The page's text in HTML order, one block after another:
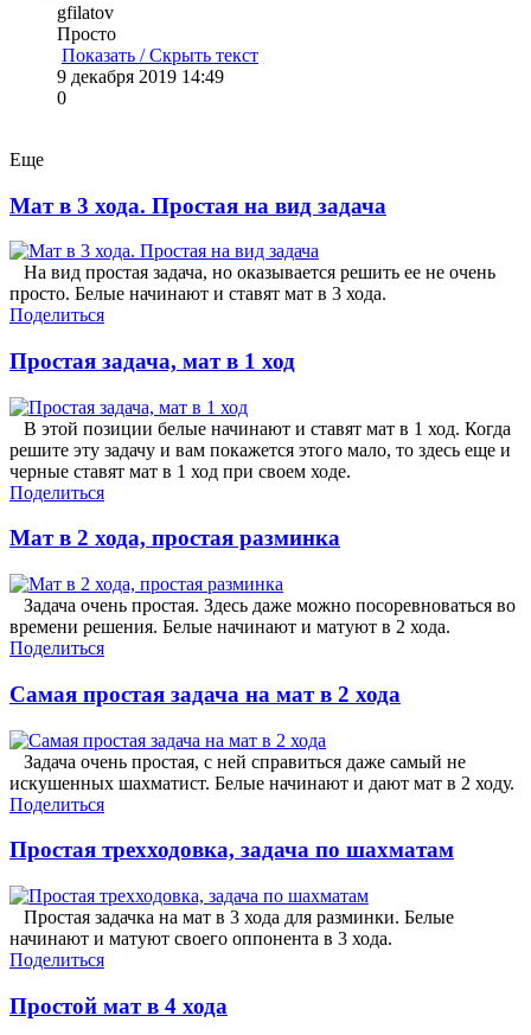
gfilatov
Просто
Показать / Скрыть текст
9 декабря 2019 14:49
0
Еще
Мат в 3 хода. Простая на вид задача
На вид простая задача, но оказывается решить ее не очень
просто. Белые начинают и ставят мат в 3 хода.
Поделиться
Простая задача, мат в 1 ход
В этой позиции белые начинают и ставят мат в 1 ход. Когда
решите эту задачу и вам покажется этого мало, то здесь еще и
черные ставят мат в 1 ход при своем ходе.
Поделиться
Мат в 2 хода, простая разминка
Задача очень простая. Здесь даже можно посоревноваться во
времени решения. Белые начинают и матуют в 2 хода.
Поделиться
Самая простая задача на мат в 2 хода
Задача очень простая, с ней справиться даже самый не
искушенных шахматист. Белые начинают и дают мат в 2 ходу.
Поделиться
Простая трехходовка, задача по шахматам
Простая задачка на мат в 3 хода для разминки. Белые
начинают и матуют своего оппонента в 3 хода.
Поделиться
Простой мат в 4 хода